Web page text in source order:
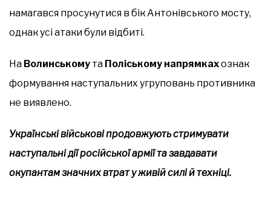
намагався просунутися в бік Антонівського мосту,
однак усі атаки були відбиті.
На Волинському та Поліському напрямкахознак
формування наступальних угруповань противника
не виявлено.
Українські військові продовжують стримувати
наступальні дії російської армії та завдавати
окупантам значних втрат у живій силі й техніці.